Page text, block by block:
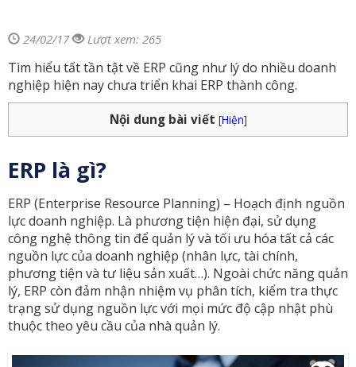
24/02/17 Lượt xem: 265
Tìm hiểu tất tần tật về ERP cũng như lý do nhiều doanh
nghiệp hiện nay chưa triển khai ERP thành công.
Nội dung bài viết [Hiện]
ERP là gì?
ERP (Enterprise Resource Planning) – Hoạch định nguồn
lực doanh nghiệp. Là phương tiện hiện đại, sử dụng
công nghệ thông tin để quản lý và tối ưu hóa tất cả các
nguồn lực của doanh nghiệp (nhân lực, tài chính,
phương tiện và tư liệu sản xuất…). Ngoài chức năng quản
lý, ERP còn đảm nhận nhiệm vụ phân tích, kiểm tra thực
trạng sử dụng nguồn lực với mọi mức độ cập nhật phù
thuộc theo yêu cầu của nhà quản lý.